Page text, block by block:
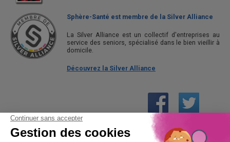
Sphère-Santé est membre de la Silver Alliance
La Silver Alliance est un collectif d'entreprises au
service des seniors, spécialisé dans le bien vieillir à
domicile.
Découvrez la Silver Alliance
01 61 30 15 94